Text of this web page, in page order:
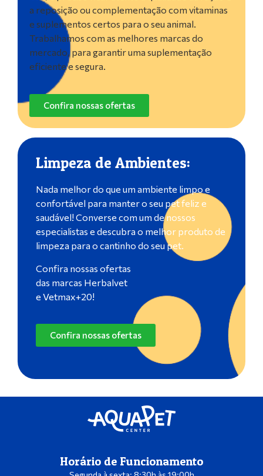
a reposição ou complementação com vitaminas
e suplementos certos para o seu animal.
Trabalhamos com as melhores marcas do
mercado, para garantir uma suplementação
eficiente e segura.
Confira nossas ofertas
Limpeza de Ambientes:
Nada melhor do que um ambiente limpo e
confortável para manter o seu pet feliz e
saudável! Converse com um de nossos
especialistas e descubra o melhor produto de
limpeza para o cantinho do seu pet.
Confira nossas ofertas
das marcas Herbalvet
e Vetmax+20!
Confira nossas ofertas
Horário de Funcionamento